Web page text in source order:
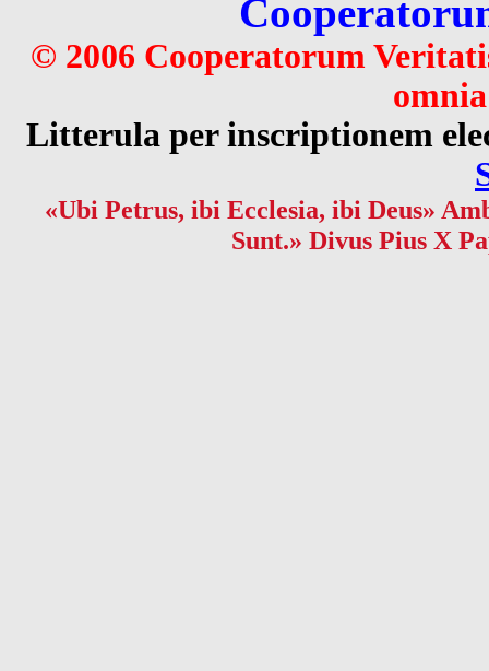
© 2006 Cooperatorum
Litterula per inscriptionem
«Ubi Petrus, ibi Ecclesia, ibi Deus»
Sunt.» Divus Pius X